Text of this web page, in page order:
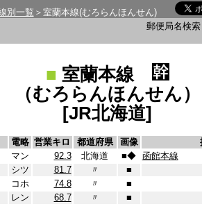
別一覧 ＞室蘭本線(むろらんほんせん)
郵便局名検
■ 室蘭本線
（むろらんほんせん）
[JR北海道]
電略 営業キロ 都道府県 画像
マン 92.3 北海道 ■◆ 函館本線
シツ 81.7 〃
■
コホ 74.8 〃
■
レン 68.7 〃
■